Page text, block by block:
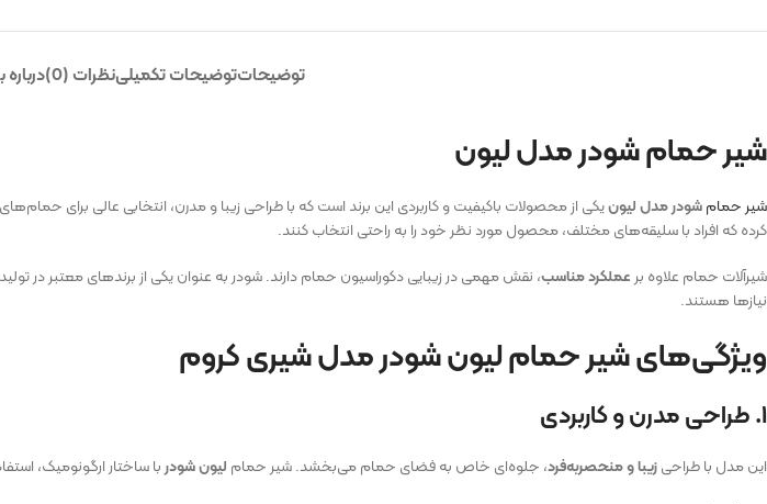
توضیحاتتوضیحات تکمیلینظرات (0) درباره
شیر حمام شودر مدل لیون
شیر حمامشودر مدل لیونیکی از محصولات باکیفیت و کاربردی این برند است که با طراحی زیبا و مدرن، انتخابی عالی برای
کرده که افراد با سلیقه‌های مختلف، محصول مورد نظر خود را به راحتی انتخاب کنند.
شیرآلات حمام علاوه بر عملکرد مناسب، نقش مهمی در زیبایی دکوراسیون حمام دارند. شودر به عنوان یکی از برندهای معتبر در تولید
نیازها هستند.
ویژگی‌های شیر حمام لیون شودر مدل شیری کروم
۱. طراحی مدرن و کاربردی
این مدل با طراحیزیبا و منحصر‌به‌فرد، جلوه‌ای خاص به فضای حمام می‌بخشد. شیر حمام لیون شودربا ساختار ارگونومیک،